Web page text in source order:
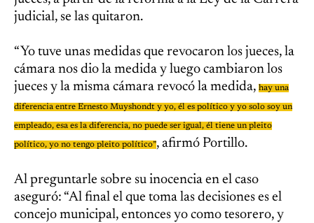
judicial, se las quitaron.
“Yo tuve unas medidas que revocaron los jueces, la
cámara nos dio la medida y luego cambiaron los
jueces y la misma cámara revocó la medida, hay una
diferencia entre Ernesto Muyshondt y yo, él es político y yo solo soy un
empleado, esa es la diferencia, no puede ser igual, él tiene un pleito
político, yo no tengo pleito político”, afirmó Portillo.
Al preguntarle sobre su inocencia en el caso
aseguró: “Al final el que toma las decisiones es el
concejo municipal, entonces yo como tesorero, y